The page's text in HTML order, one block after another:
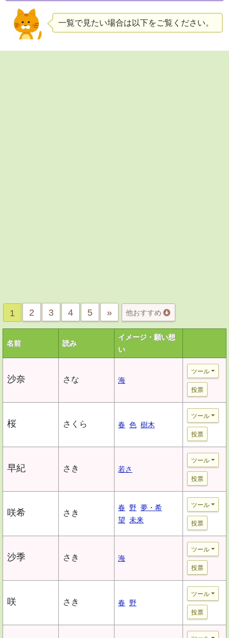
一覧で見たい場合は以下をご覧ください。
1 2 3 4 5 » 他おすすめ
名前 読み
イメージ・願い想
い
沙奈 さな 海
ツール
投票
桜 さくら 春 色 樹木
ツール
投票
早紀 さき 若さ
ツール
投票
咲希 さき
春 野 夢・希
望 未来
ツール
投票
沙季 さき 海
ツール
投票
咲 さき 春 野
ツール
投票